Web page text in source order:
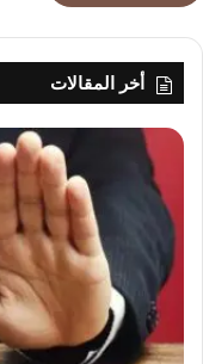
أخر المقالات